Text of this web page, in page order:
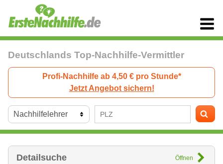
Deutschlands Top-Nachhilfe-Vermittler
Profi-Nachhilfe ab 4,50 € pro Stunde*
Jetzt Angebot sichern!
Detailsuche Öffnen